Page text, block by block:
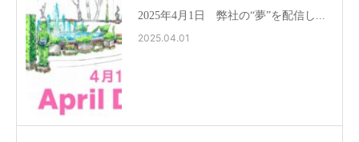
2025年4月1日 弊社の“夢”を配信し...
2025.04.01